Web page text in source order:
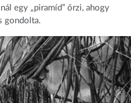
egy „piramíd” őrzi, ahogy
gondolta.